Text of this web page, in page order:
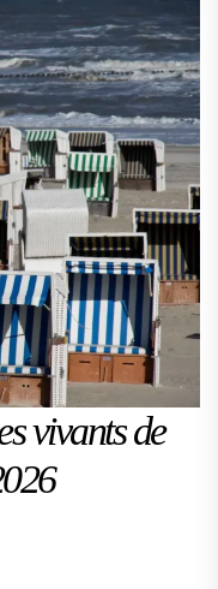
vivants de